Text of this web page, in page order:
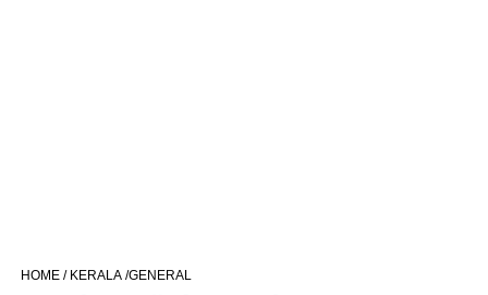
CINEMA
HOME / KERALA /GENERAL